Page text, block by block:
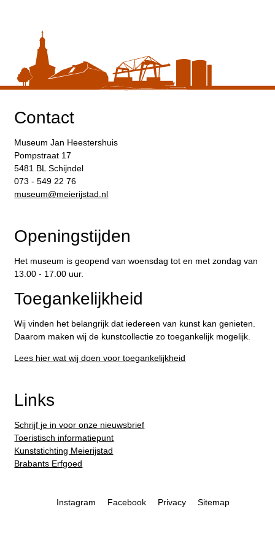
Contact
Museum Jan Heestershuis
Pompstraat 17
5481 BL Schijndel
073 - 549 22 76
​museum@meierijstad.nl
Openingstijden
Het museum is geopend van woensdag tot en met zondag van
13.00 - 17.00 uur.
Toegankelijkheid
Wij vinden het belangrijk dat iedereen van kunst kan genieten.
Daarom maken wij de kunstcollectie zo toegankelijk mogelijk.
Lees hier wat wij doen voor toegankelijkheid
Links
Schrijf je in voor onze nieuwsbrief
Toeristisch informatiepunt
Kunststichting Meierijstad
Brabants Erfgoed
Instagram Facebook Privacy Sitemap